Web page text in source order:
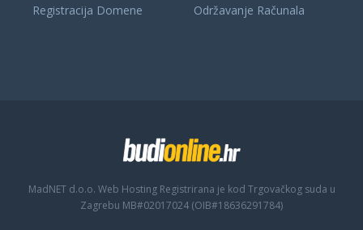
Registracija Domene
Održavanje Računala
MadNET d.o.o. Web Hosting Registrirana je kod Trgovačkog suda u
Zagrebu MB#02017024 (OIB#18636291784)